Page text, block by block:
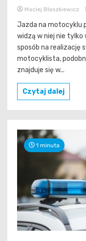
Maciej Błaszkiewicz
Jazda na motocyklu
widzą w niej nie
sposób na realizację
motocyklista,
znajduje się w...
Czytaj dalej
1 minuta